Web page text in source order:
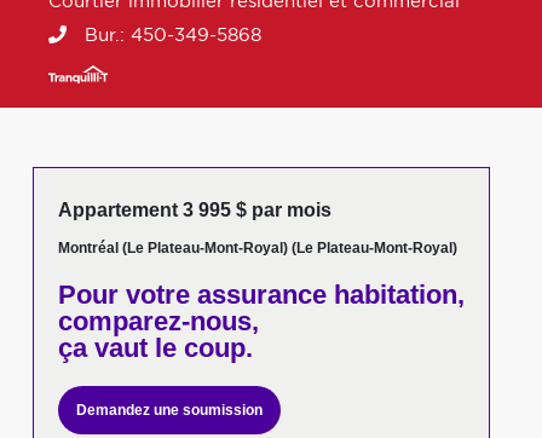
Bur.: 450-349-5868
Appartement 3 995 $ par mois
Montréal (Le Plateau-Mont-Royal) (Le Plateau-Mont-Royal)
Pour votreassurance habitation,
comparez-nous,
ça vaut le coup.
Demandez une soumission